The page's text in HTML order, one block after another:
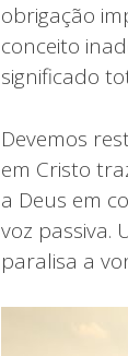
obrigação
conceito
significado
Devemos
em Cristo
a Deus em
voz passiva.
paralisa a